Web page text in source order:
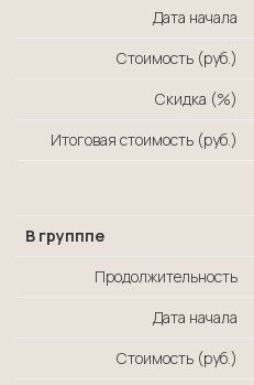
Дата начала
Стоимость (руб.)
Скидка (%)
Итоговая стоимость (руб.)
В групппе
Продолжительность
Дата начала
Стоимость (руб.)